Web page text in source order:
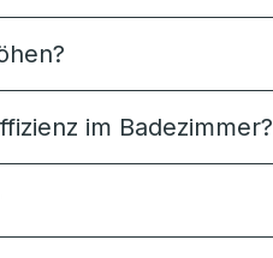
im Badezimmer?